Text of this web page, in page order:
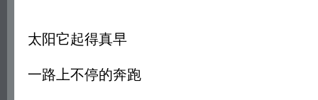
太阳它起得真早
一路上不停的奔跑